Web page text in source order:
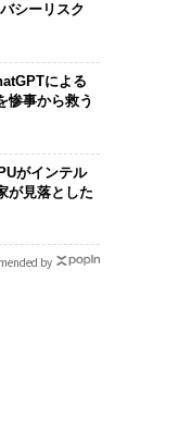
シーリスク
による
惨事から救う
がインテル
が見落とした
by